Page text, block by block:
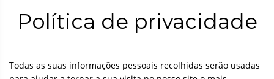
Política de privacidade
Todas as suas informações pessoais recolhidas serão usadas